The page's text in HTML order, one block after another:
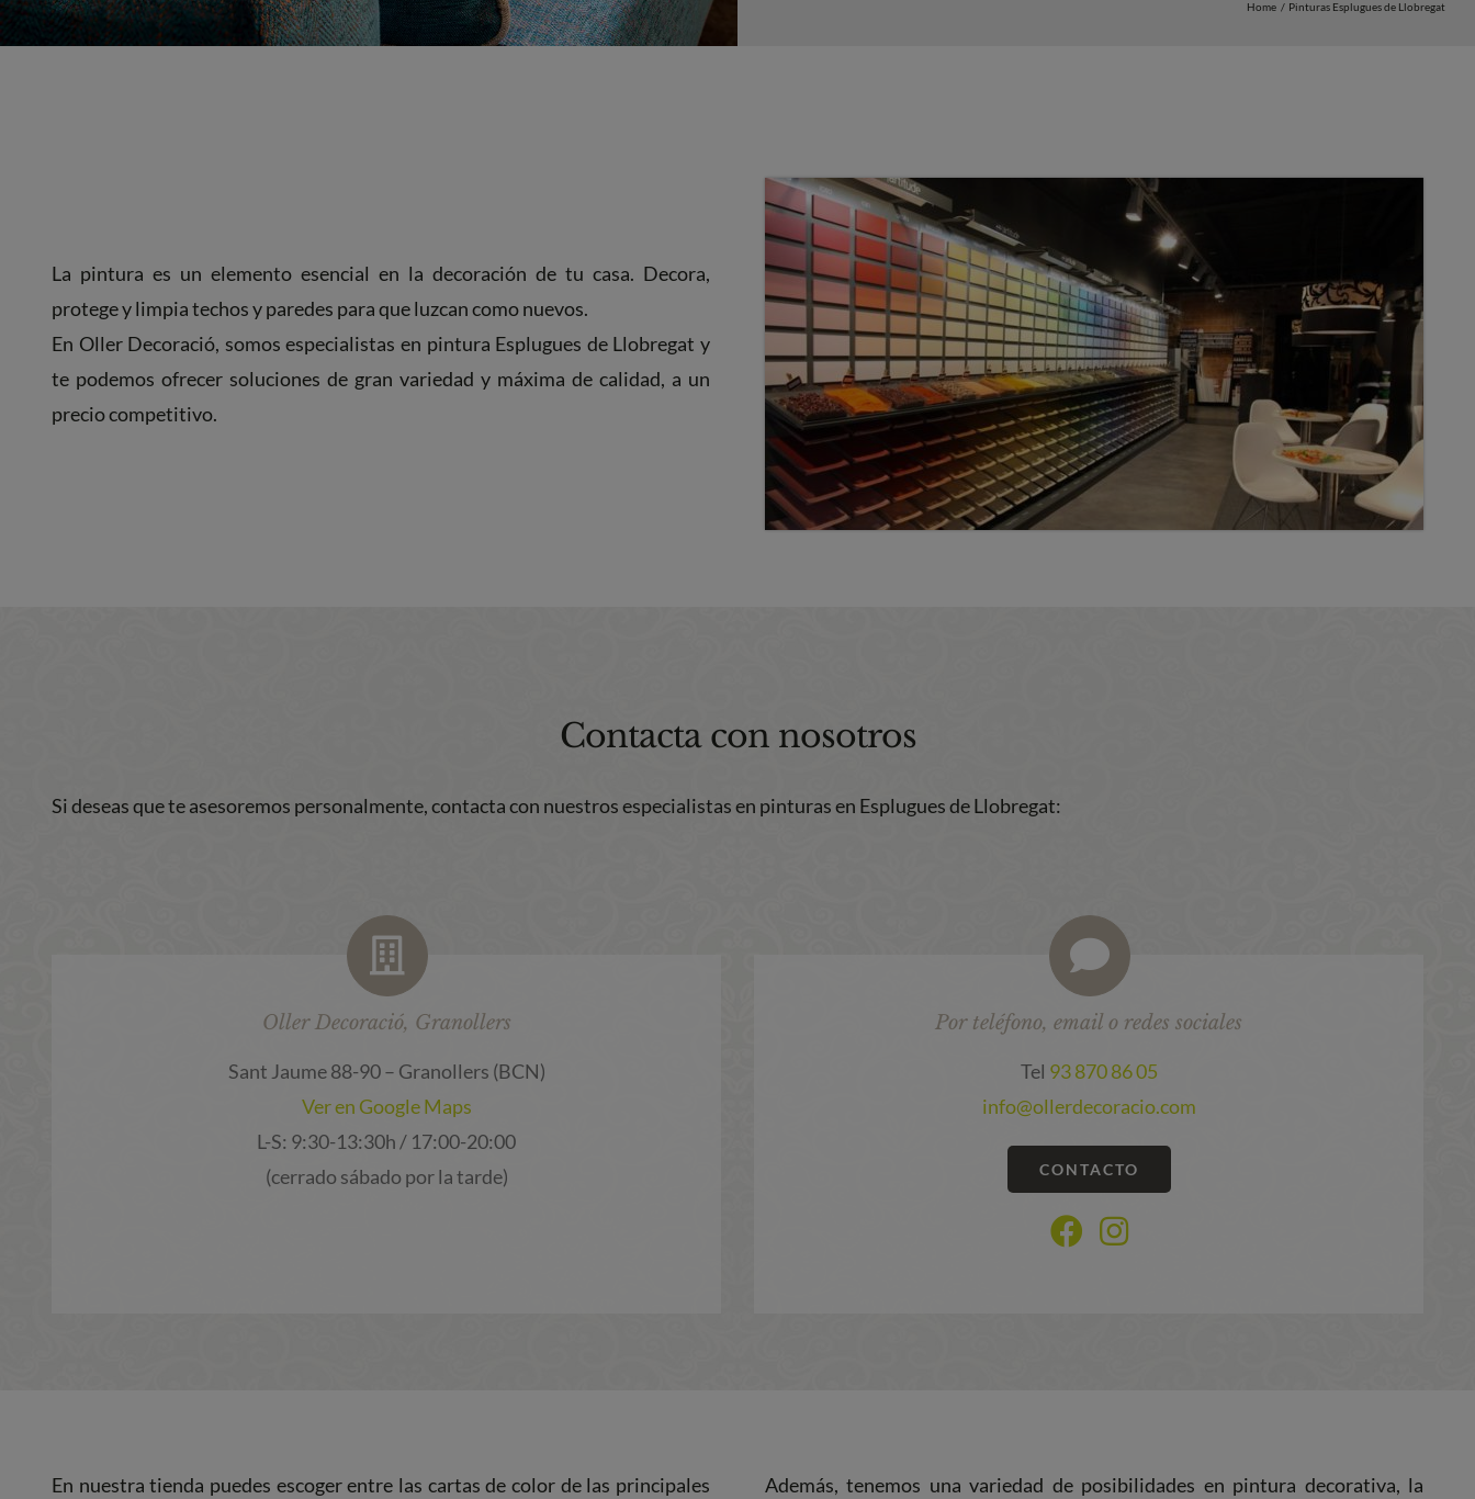
Home Pinturas Esplugues de Llobregat
La pintura es un elemento esencial en la decoración de tu casa. Decora,
protege y limpia techos y paredes para que luzcan como nuevos.
En Oller Decoració, somos especialistas en pintura Esplugues de Llobregat y
te podemos ofrecer soluciones de gran variedad y máxima de calidad, a un
precio competitivo.
Contacta con nosotros
Si deseas que te asesoremos personalmente, contacta con nuestros especialistas en pinturas en Esplugues de Llobregat:
Oller Decoració, Granollers
Sant Jaume 88-90 – Granollers (BCN)
Ver en Google Maps
L-S: 9:30-13:30h / 17:00-20:00
(cerrado sábado por la tarde)
Por teléfono, email o redes sociales
Tel 93 870 86 05
info@ollerdecoracio.com
CONTACTO
En nuestra tienda puedes escoger entre las cartas de color de las principales
Además, tenemos una variedad de posibilidades en pintura decorativa, la